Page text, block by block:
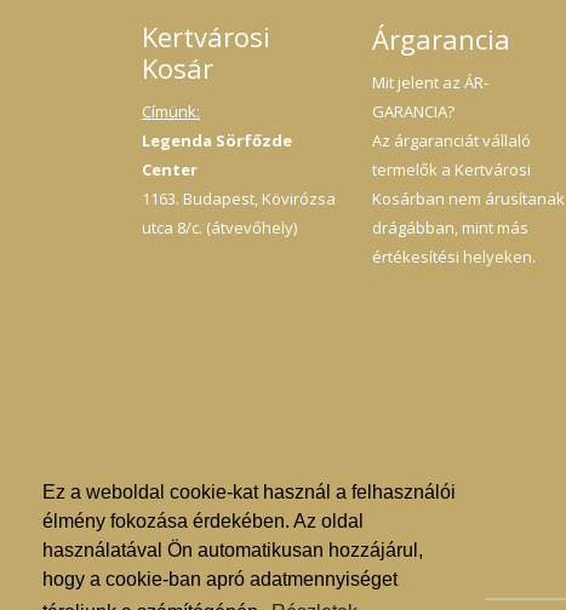
Ez a weboldal cookie-kat használ a felhasználói
élmény fokozása érdekében. Az oldal
használatával Ön automatikusan hozzájárul,
hogy a cookie-ban apró adatmennyiséget
Kertvárosi
Kosár
Címünk:
Legenda Sörfőzde
Center
1163. Budapest, Kövirózsa
utca 8/c. (átvevőhely)
Árgarancia
Mit jelent az ÁR-
GARANCIA?
Az árgaranciát vállaló
termelők a Kertvárosi
Kosárban nem árusítanak
drágábban, mint más
értékesítési helyeken.